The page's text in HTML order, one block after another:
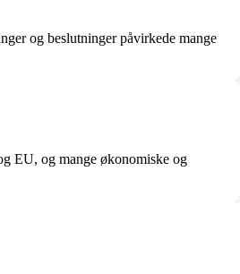
og beslutninger påvirkede mange
EU, og mange økonomiske og